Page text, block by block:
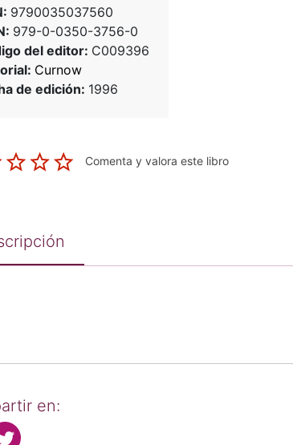
9790035037560
979-0-0350-3756-0
del editor: C009396
Curnow
de edición: 1996
Comenta y valora este libro
en: